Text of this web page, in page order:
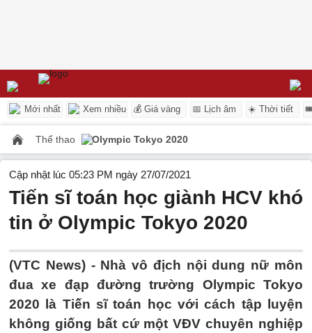
Mới nhất Xem nhiều 💰 Giá vàng 📅 Lịch âm ☀️ Thời tiết
Thể thao Olympic Tokyo 2020
Cập nhật lúc 05:23 PM ngày 27/07/2021
Tiến sĩ toán học giành HCV khó
tin ở Olympic Tokyo 2020
(VTC News) - Nhà vô địch nội dung nữ môn
đua xe đạp đường trường Olympic Tokyo
2020 là Tiến sĩ toán học với cách tập luyện
không giống bất cứ một VĐV chuyên nghiệp